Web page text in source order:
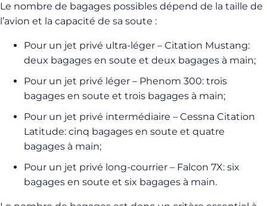
Le nombre de bagages possibles dépend de la taille de
l’avion et la capacité de sa soute :
Pour un jet privé ultra-léger – Citation Mustang:
deux bagages en soute et deux bagages à main;
Pour un jet privé léger – Phenom 300: trois
bagages en soute et trois bagages à main;
Pour un jet privé intermédiaire – Cessna Citation
Latitude: cinq bagages en soute et quatre
bagages à main;
Pour un jet privé long-courrier – Falcon 7X: six
bagages en soute et six bagages à main.